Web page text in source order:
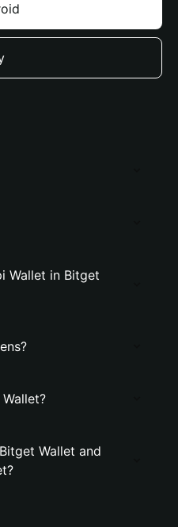
Wallet in Bitget
Wallet and